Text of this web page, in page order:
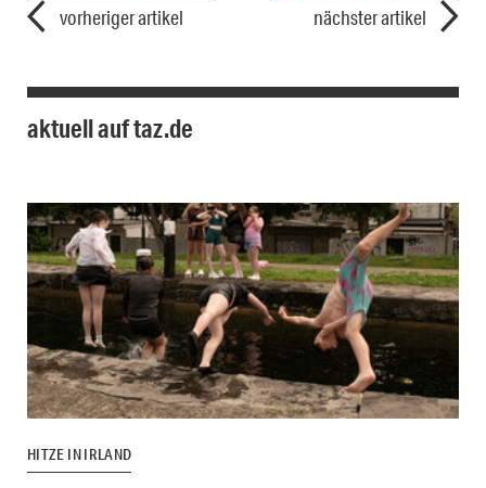
vorheriger artikel nächster artikel
aktuell auf taz.de
HITZE IN IRLAND